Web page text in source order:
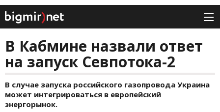
В Кабмине назвали ответ
на запуск Севпотока-2
В случае запуска российского газопровода Украина
может интегрироваться в европейский
энергорынок.